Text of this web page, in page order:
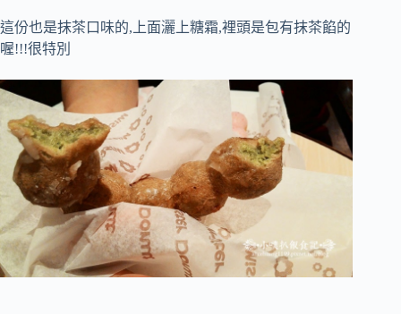
這份也是抹茶口味的,上面灑上糖霜,裡頭是包有抹茶餡的
喔!!!很特別